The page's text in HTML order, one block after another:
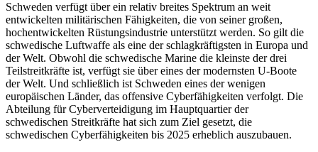
Schweden verfügt über ein relativ breites Spektrum an weit
entwickelten militärischen Fähigkeiten, die von seiner großen,
hochentwickelten Rüstungsindustrie unterstützt werden. So gilt die
schwedische Luftwaffe als eine der schlagkräftigsten in Europa und
der Welt. Obwohl die schwedische Marine die kleinste der drei
Teilstreitkräfte ist, verfügt sie über eines der modernsten U-Boote
der Welt. Und schließlich ist Schweden eines der wenigen
europäischen Länder, das offensive Cyberfähigkeiten verfolgt. Die
Abteilung für Cyberverteidigung im Hauptquartier der
schwedischen Streitkräfte hat sich zum Ziel gesetzt, die
schwedischen Cyberfähigkeiten bis 2025 erheblich auszubauen.